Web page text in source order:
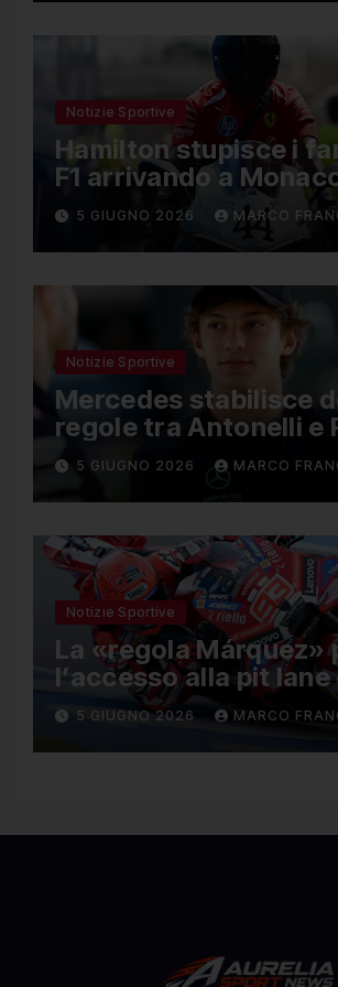
Notizie Sportive
Hamilton stupisce i
F1 arrivando a
una Ducati in edizione
limitata
5 GIUGNO 2026 MARCO
Notizie Sportive
Mercedes stabilisce
regole tra Antonelli e
5 GIUGNO 2026 MARCO
Notizie Sportive
La «regola Márquez»
l’accesso alla pit
ufficialmente a far
regolamento della
5 GIUGNO 2026 MARCO